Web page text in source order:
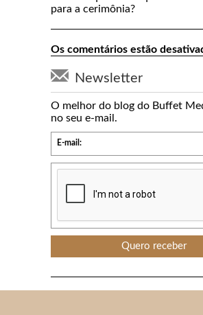
para a cerimônia?
Os comentários estão
Newsletter
O melhor do blog do Buffet
no seu e-mail.
E-mail: